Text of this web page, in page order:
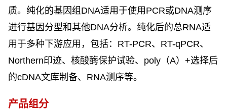
质。纯化的基因组 DNA适用于使用 PCR或DNA测序
进行基因分型和其他DNA分析。纯化后的总RNA适
用于多种下游应用，包括： RT-PCR、 RT-qPCR、
Northern印迹、核酸酶保护试验、 poly （A） +选择后
的cDNA文库制备、 RNA测序等。
产品组分